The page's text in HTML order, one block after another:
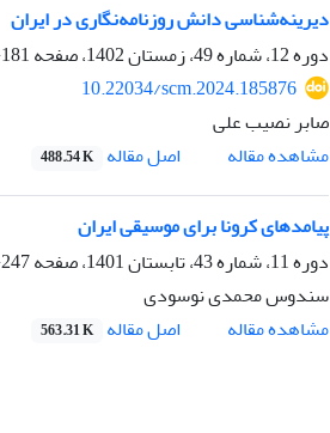
دیرینه‌شناسی دانش روزنامه‌نگاری در ایران
دوره 12، شماره 49، زمستان 1402، صفحه
181-212
10.22034/scm.2024.185876
صابر نصیب علی
مشاهده مقاله
اصل مقاله 488.54 K
پیامدهای کرونا برای موسیقی ایران
دوره 11، شماره 43، تابستان 1401، صفحه
247-272
سندوس محمدی نوسودی
مشاهده مقاله
اصل مقاله 563.31 K